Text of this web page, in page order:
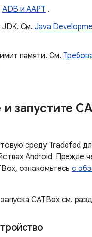
ADB и AAPT .
JDK. См. Java
памяти. См.
запустите
среду Tradefed
Android. Прежде
ознакомьтесь с
CATBox см.